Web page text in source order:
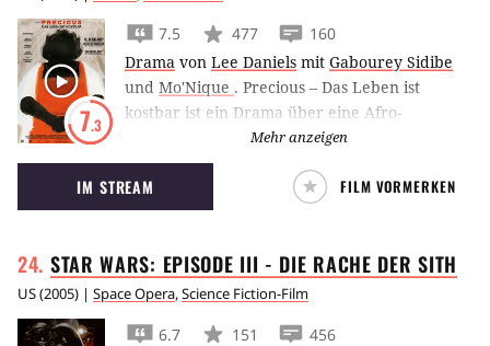
7.3
7.5 477
160
Drama von Lee Daniels mit Gabourey Sidibe
und Mo'Nique . Precious – Das Leben ist
kostbar ist ein Drama über eine Afro-
Amerikanerin, die eine schreckliche Kindheit
hatte. Als sie mit 16 zum zweiten Mal
schwanger ist, beschließt sie, ihr Leben zu
ändern.
Mehr anzeigen
IM STREAM FILM VORMERKEN
STAR WARS: EPISODE III - DIE RACHE DERSITH
US(2005) | Space Opera,Science Fiction-Film
6.7 151
456